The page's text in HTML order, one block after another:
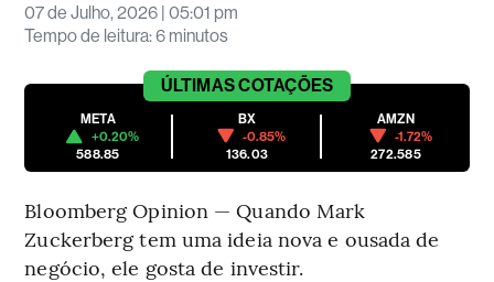
07 de Julho, 2026 | 05:01 pm
Tempo de leitura:6 minutos
ÚLTIMASCOTAÇÕES
META
+0.20%
588.85
BX
-0.85%
136.03
AMZN
-1.72%
272.585
Bloomberg Opinion — Quando Mark
Zuckerberg tem uma ideia nova e ousada de
negócio, ele gosta de investir.